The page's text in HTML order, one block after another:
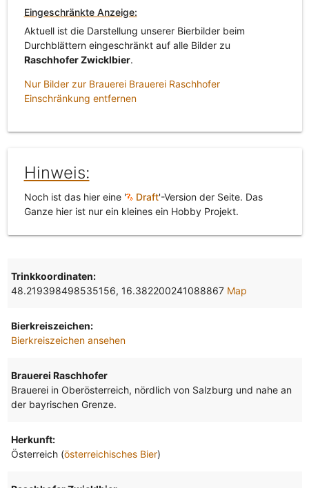
Eingeschränkte Anzeige:
Aktuell ist die Darstellung unserer Bierbilder beim
Durchblättern eingeschränkt auf alle Bilder zu
Raschhofer Zwicklbier.
Nur Bilder zur Brauerei Brauerei Raschhofer
Einschränkung entfernen
Hinweis:
Noch ist das hier eine ' Draft'-Version der Seite. Das
Ganze hier ist nur ein kleines ein Hobby Projekt.
Trinkkoordinaten:
48.219398498535156, 16.382200241088867 Map
Bierkreiszeichen:
Bierkreiszeichen ansehen
Brauerei Raschhofer
Brauerei in Oberösterreich, nördlich von Salzburg und nahe an
der bayrischen Grenze.
Herkunft:
Österreich (österreichisches Bier)